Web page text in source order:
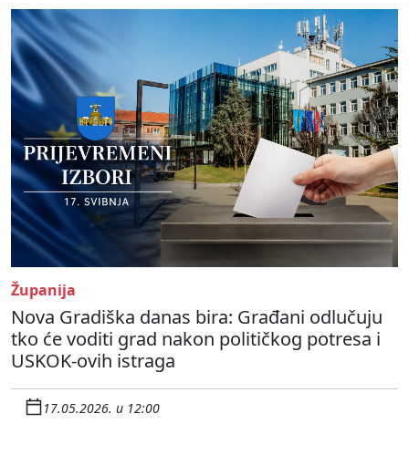
Županija
Nova Gradiška danas bira: Građani odlučuju
tko će voditi grad nakon političkog potresa i
USKOK-ovih istraga
17.05.2026. u 12:00